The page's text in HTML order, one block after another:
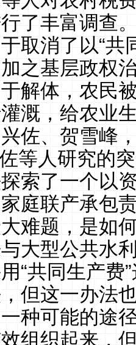
了丰富调查
取消了以“共
之基层政权
解体，农民
溉，给农业
佐、贺雪峰
等人研究的
索了一个以
庭联产承包
难题，是如
大型公共水
“共同生产费
但这一办法
种可能的途
组织起来，